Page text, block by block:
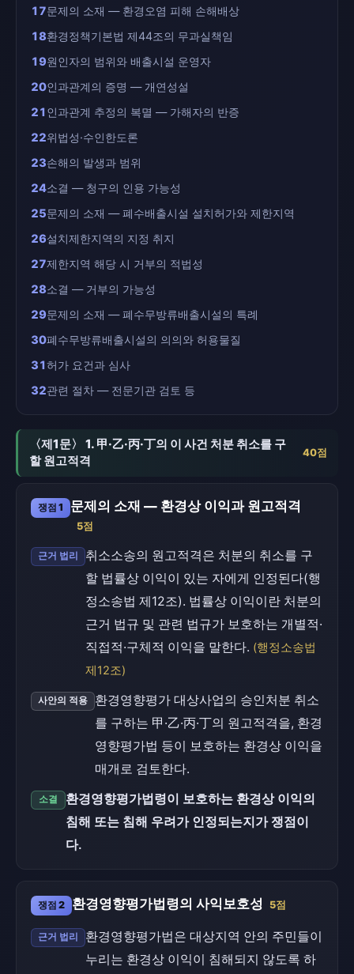
17문제의 소재 — 환경오염 피해 손해배상
18환경정책기본법 제44조의 무과실책임
19원인자의 범위와 배출시설 운영자
20인과관계의 증명 — 개연성설
21인과관계 추정의 복멸 — 가해자의 반증
22위법성·수인한도론
23손해의 발생과 범위
24소결 — 청구의 인용 가능성
25문제의 소재 — 폐수배출시설 설치허가와 제한지역
26설치제한지역의 지정 취지
27제한지역 해당 시 거부의 적법성
28소결 — 거부의 가능성
29문제의 소재 — 폐수무방류배출시설의 특례
30폐수무방류배출시설의 의의와 허용물질
31허가 요건과 심사
32관련 절차 — 전문기관 검토 등
〈제1문〉 1. 甲·乙·丙·丁의 이 사건 처분 취소를 구
할 원고적격
40점
쟁점 1 문제의 소재 — 환경상 이익과 원고적격
5점
근거 법리
취소소송의 원고적격은 처분의 취소를 구
할 법률상 이익이 있는 자에게 인정된다(행
정소송법 제12조). 법률상 이익이란 처분의
근거 법규 및 관련 법규가 보호하는 개별적·
직접적·구체적 이익을 말한다. (행정소송법
제12조)
사안의 적용
환경영향평가 대상사업의 승인처분 취소
를 구하는 甲·乙·丙·丁의 원고적격을, 환경
영향평가법 등이 보호하는 환경상 이익을
매개로 검토한다.
소결
환경영향평가법령이 보호하는 환경상 이익의
침해 또는 침해 우려가 인정되는지가 쟁점이
다.
쟁점 2 환경영향평가법령의 사익보호성 5점
근거 법리
환경영향평가법은 대상지역 안의 주민들이
누리는 환경상 이익이 침해되지 않도록 하